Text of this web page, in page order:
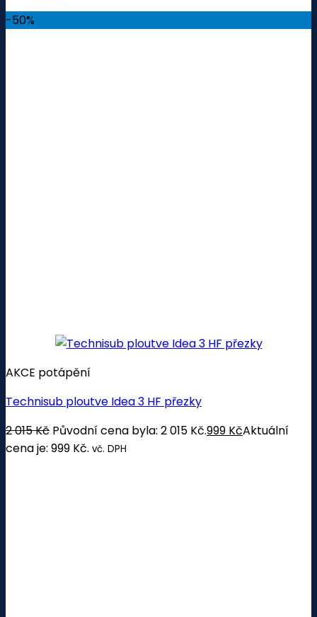
-50%
AKCE potápění
Technisub ploutve Idea 3 HF přezky
2 015Kč Původní cena byla: 2 015 Kč.999 KčAktuální
cena je: 999 Kč. vč. DPH